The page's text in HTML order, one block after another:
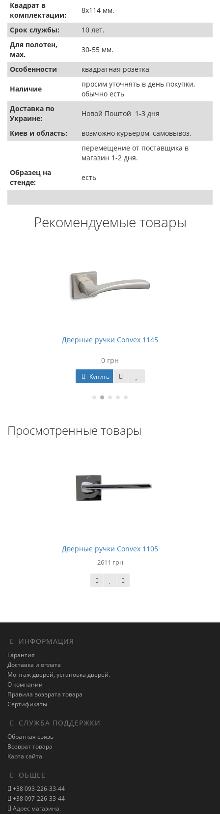
Квадрат в
комплектации:
8х114 мм.
Срок службы:
10 лет.
Для полотен,
мах.
30-55 мм.
Особенности квадратная розетка
Наличие
просим уточнять в день покупки,
обычно есть
Доставка по
Украине:
Новой Поштой 1-3 дня
Киев и область:
возможно курьером, самовывоз.
перемещение от поставщика в
магазин 1-2 дня.
Образец на
стенде:
есть
Рекомендуемые товары
Дверные ручки Convex 1145
0 грн
Купить
Просмотренные товары
Дверные ручки Convex 1105
2611 грн
ИНФОРМАЦИЯ
Гарантия
Доставка и оплата
Монтаж дверей, установка дверей.
О компании
Правила возврата товара
Сертификаты
СЛУЖБА ПОДДЕРЖКИ
Обратная связь
Возврат товара
Карта сайта
ОБЩЕЕ
+38 093-226-33-44
+38 097-226-33-44
Адрес магазина.